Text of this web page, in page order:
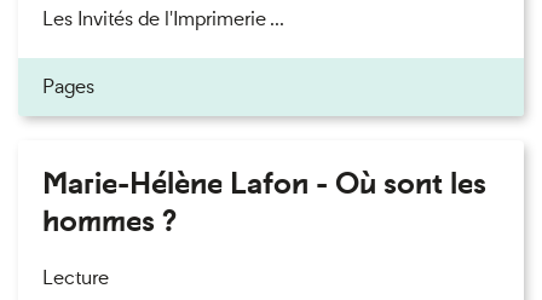
Les Invités de l'Imprimerie ...
Pages
Marie-Hélène Lafon - Où sont les
hommes ?
Lecture